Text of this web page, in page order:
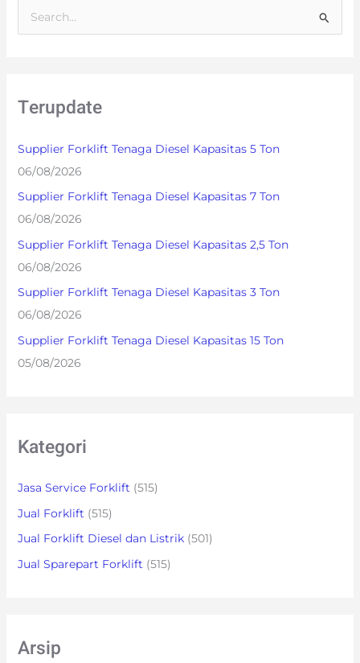
c
f
o
r
:
Terupdate
Supplier Forklift Tenaga Diesel Kapasitas 5 Ton
06/08/2026
Supplier Forklift Tenaga Diesel Kapasitas 7 Ton
06/08/2026
Supplier Forklift Tenaga Diesel Kapasitas 2,5 Ton
06/08/2026
Supplier Forklift Tenaga Diesel Kapasitas 3 Ton
06/08/2026
Supplier Forklift Tenaga Diesel Kapasitas 15 Ton
05/08/2026
Kategori
Jasa Service Forklift (515)
Jual Forklift (515)
Jual Forklift Diesel dan Listrik(501)
Jual Sparepart Forklift (515)
Arsip